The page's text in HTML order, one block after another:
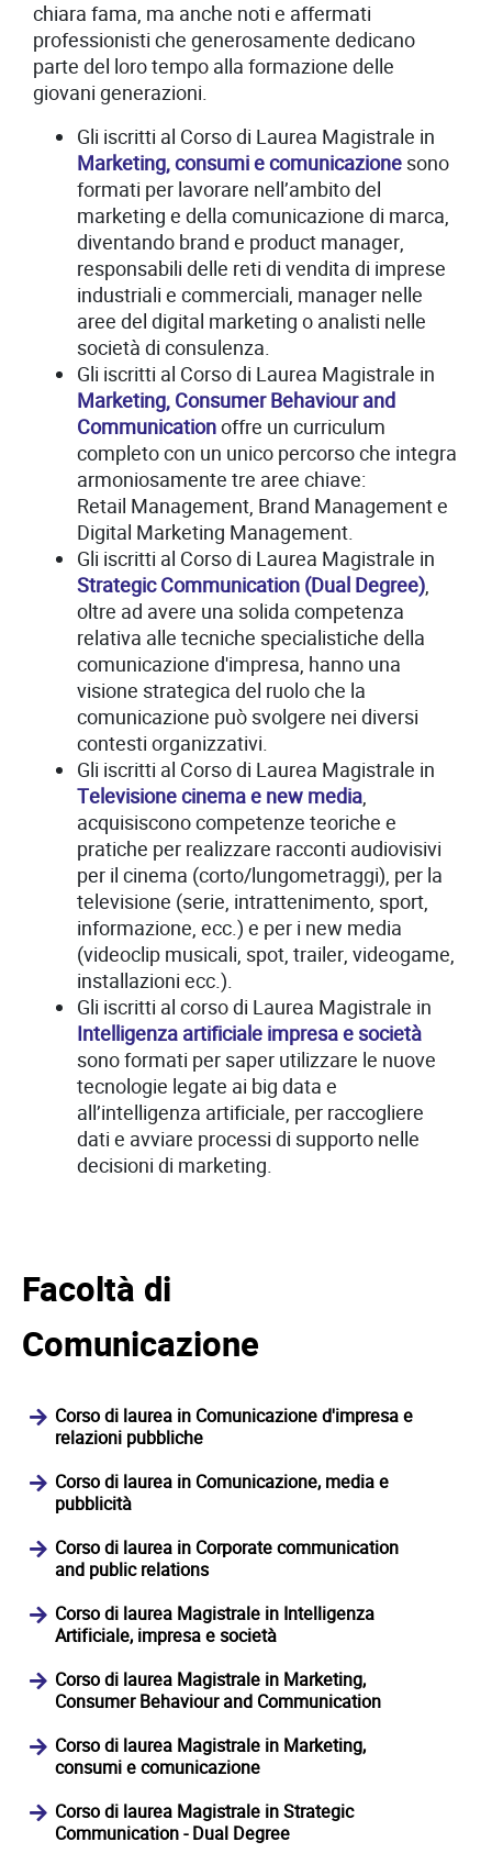
chiara fama, ma anche noti e affermati
professionisti che generosamente dedicano
parte del loro tempo alla formazione delle
giovani generazioni.
Gli iscritti al Corso di Laurea Magistrale in
Marketing, consumi e comunicazione sono
formati per lavorare nell’ambito del
marketing e della comunicazione di marca,
diventando brand e product manager,
responsabili delle reti di vendita di imprese
industriali e commerciali, manager nelle
aree del digital marketing o analisti nelle
società di consulenza.
Gli iscritti al Corso di Laurea Magistrale in
Marketing, Consumer Behaviour and
Communicationoffre un curriculum
completo con un unico percorso che integra
armoniosamente tre aree chiave:
Retail Management, Brand Management e
Digital Marketing Management.
Gli iscritti al Corso di Laurea Magistrale in
Strategic Communication (Dual Degree),
oltre ad avere una solida competenza
relativa alle tecniche specialistiche della
comunicazione d'impresa, hanno una
visione strategica del ruolo che la
comunicazione può svolgere nei diversi
contesti organizzativi.
Gli iscritti al Corso di Laurea Magistrale in
Televisione cinema e new media,
acquisiscono competenze teoriche e
pratiche per realizzare racconti audiovisivi
per il cinema (corto/lungometraggi), per la
televisione (serie, intrattenimento, sport,
informazione, ecc.) e per i new media
(videoclip musicali, spot, trailer, videogame,
installazioni ecc.).
Gli iscritti al corso di Laurea Magistrale in
Intelligenza artificiale impresa e società
sono formati per saper utilizzare le nuove
tecnologie legate ai big data e
all’intelligenza artificiale, per raccogliere
dati e avviare processi di supporto nelle
decisioni di marketing.
Facoltà di
Comunicazione
Corso di laurea in Comunicazione d'impresa e
relazioni pubbliche
Corso di laurea in Comunicazione, media e
pubblicità
Corso di laurea in Corporate communication
and public relations
Corso di laurea Magistrale in Intelligenza
Artificiale, impresa e società
Corso di laurea Magistrale in Marketing,
Consumer Behaviour and Communication
Corso di laurea Magistrale in Marketing,
consumi e comunicazione
Corso di laurea Magistrale in Strategic
Communication - Dual Degree